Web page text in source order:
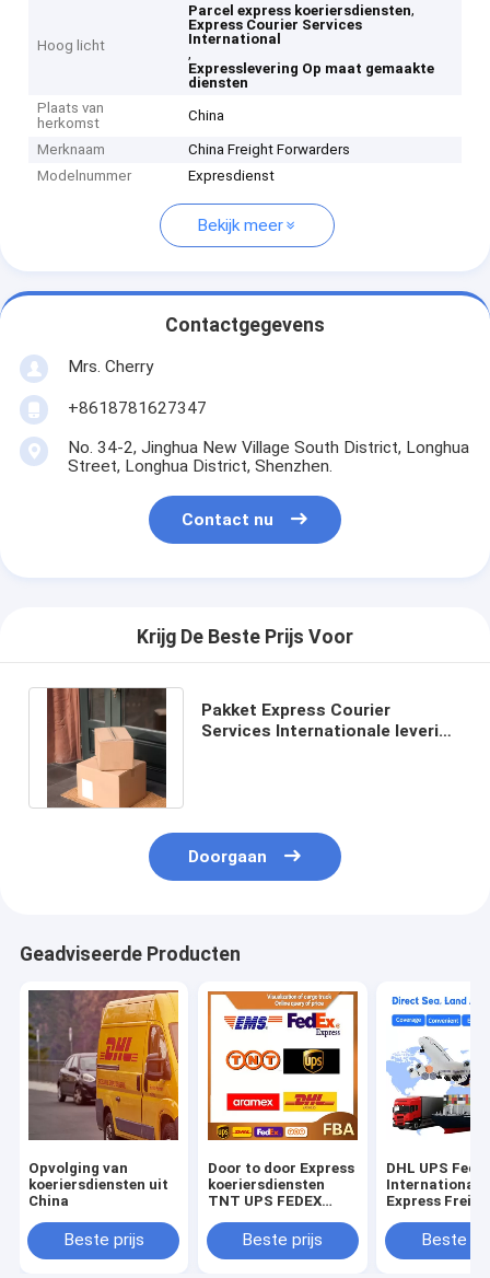
Hoog licht
Parcel express koeriersdiensten,
Express Courier Services
International
,
Expresslevering Op maat gemaakte
diensten
Plaats van
herkomst
China
Merknaam
China Freight Forwarders
Modelnummer
Expresdienst
Bekijk meer
Contactgegevens
Mrs. Cherry
+8618781627347
No. 34-2, Jinghua New Village South District, Longhua
Street, Longhua District, Shenzhen.
Contact nu
Krijg De Beste Prijs Voor
Pakket Express Courier
Services Internationale levering
Doorgaan
Geadviseerde Producten
Opvolging van
koeriersdiensten uit
China
Beste prijs
Door to door Express
koeriersdiensten
TNT UPS FEDEX
goederen wereldwijd
vanuit China
Beste prijs
DHL UPS
International
Express
soorten FIATA
Beste